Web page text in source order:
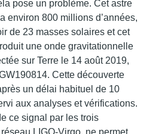
pose un problème. Cet astre
environ 800 millions d’années,
de 23 masses solaires et cet
une onde gravitationnelle
sur Terre le 14 août 2019,
Cette découverte
un délai habituel de 10
aux analyses et vérifications.
ce signal par les trois